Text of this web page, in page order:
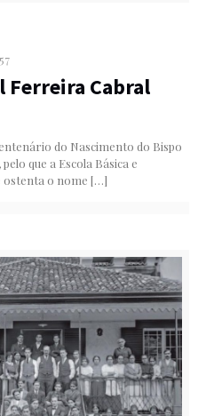
Ferreira Cabral
do Nascimento do Bispo
que a Escola Básica e
ostenta o nome […]